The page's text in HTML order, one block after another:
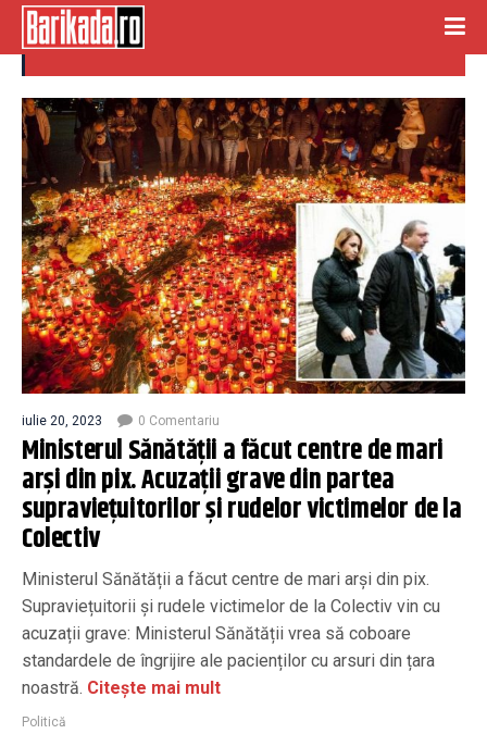
ministerul sanatatii
iulie 20, 2023 0 Comentariu
Ministerul Sănătății a făcut centre de mari
arși din pix. Acuzații grave din partea
supraviețuitorilor și rudelor victimelor de la
Colectiv
Ministerul Sănătății a făcut centre de mari arși din pix.
Supraviețuitorii și rudele victimelor de la Colectiv vin cu
acuzații grave: Ministerul Sănătății vrea să coboare
standardele de îngrijire ale pacienților cu arsuri din țara
noastră. Citește mai mult
Politică